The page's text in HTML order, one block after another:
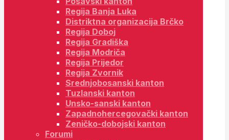
Regija Banja Luka
Distriktna organizacija Brčko
Regija Doboj
Regija Gradiška
Regija Modriča
Regija Prijedor
Regija Zvornik
Srednjobosanski kanton
Tuzlanski kanton
Unsko-sanski kanton
Zapadnohercegovački kanton
Zeničko-dobojski kanton
Forumi